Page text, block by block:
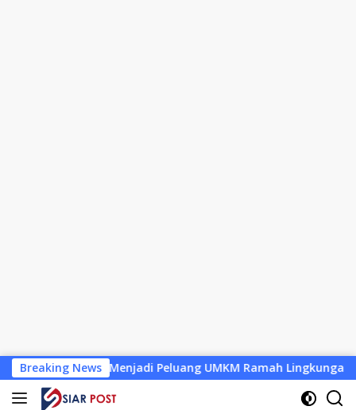
Langsung
ke
konten
Breaking News
Menjadi Peluang UMKM Ramah Lingkungan Desa